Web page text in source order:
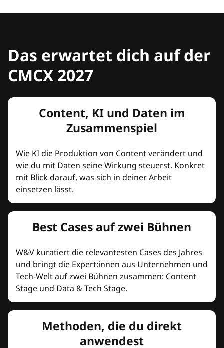
Das erwartet dich auf der
CMCX 2027
Content, KI und Daten im
Zusammenspiel
Wie KI die Produktion von Content verändert und
wie du mit Daten seine Wirkung steuerst. Konkret
mit Blick darauf, was sich in deiner Arbeit
einsetzen lässt.
Best Cases auf zwei Bühnen
W&V kuratiert die relevantesten Cases des Jahres
und bringt die Expert:innen aus Unternehmen und
Tech-Welt auf zwei Bühnen zusammen: Content
Stage und Data & Tech Stage.
Methoden, die du direkt
anwendest